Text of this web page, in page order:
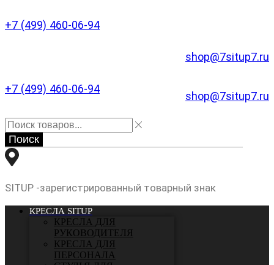
+7 (499) 460-06-94
shop@7situp7.ru
+7 (499) 460-06-94
shop@7situp7.ru
Поиск
SITUP -зарегистрированный товарный знак
КРЕСЛА SITUP
КРЕСЛА ДЛЯ
РУКОВОДИТЕЛЯ
КРЕСЛА ДЛЯ
ПЕРСОНАЛА